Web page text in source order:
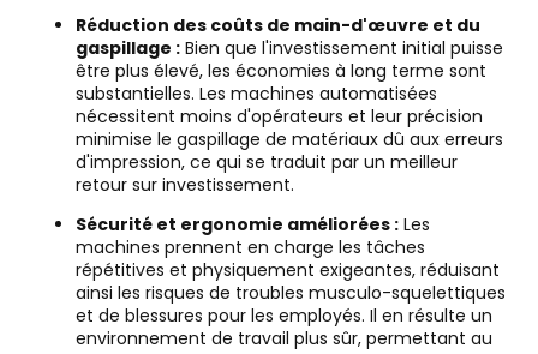
Réduction des coûts de main-d'œuvre et du
gaspillage :Bien que l'investissement initial puisse
être plus élevé, les économies à long terme sont
substantielles. Les machines automatisées
nécessitent moins d'opérateurs et leur précision
minimise le gaspillage de matériaux dû aux erreurs
d'impression, ce qui se traduit par un meilleur
retour sur investissement.
Sécurité et ergonomie améliorées :Les
machines prennent en charge les tâches
répétitives et physiquement exigeantes, réduisant
ainsi les risques de troubles musculo-squelettiques
et de blessures pour les employés. Il en résulte un
environnement de travail plus sûr, permettant au